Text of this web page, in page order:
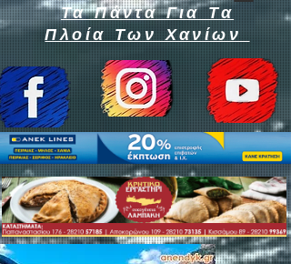
Τα Πάντα Για Τα
Πλοία Των Χανίων